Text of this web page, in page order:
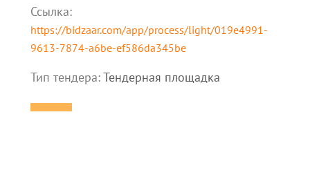
Ссылка:
https://bidzaar.com/app/process/light/019e4991-
9613-7874-a6be-ef586da345be
Тип тендера:Тендерная площадка